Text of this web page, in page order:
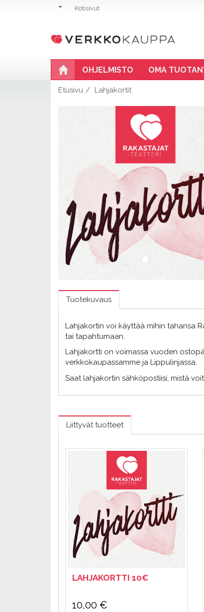
Kotisivut
OHJELMISTO OMA
Etusivu Lahjakortit
Tuotekuvaus
Lahjakortin voi käyttää mihin tahansa
tai tapahtumaan.
Lahjakortti on voimassa vuoden
verkkokaupassamme ja Lippulinjassa.
Saat lahjakortin sähköpostiisi, mistä
Liittyvät tuotteet
LAHJAKORTTI 10€
10,00 €